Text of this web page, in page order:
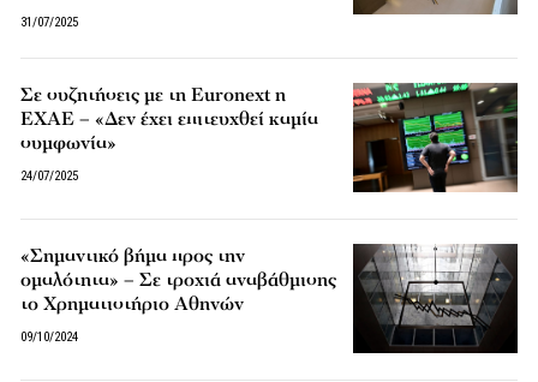
31/07/2025
Σε συζητήσεις με τη Euronext η
ΕΧΑΕ – «Δεν έχει επιτευχθεί καμία
συμφωνία»
24/07/2025
«Σημαντικό βήμα προς την
ομαλότητα» – Σε τροχιά αναβάθμισης
το Χρηματιστήριο Αθηνών
09/10/2024